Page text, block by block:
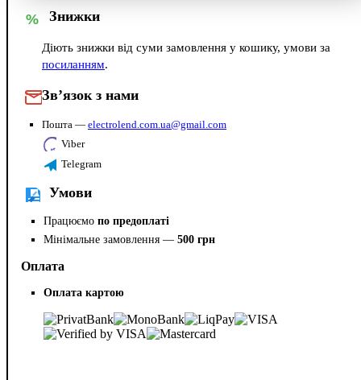
% Знижки
Діють знижки від суми замовлення у кошику, умови за
посиланням.
Зв’язок з нами
Пошта — electrolend.com.ua@gmail.com
Viber
Telegram
Умови
Працюємо по предоплаті
Мінімальне замовлення — 500 грн
Оплата
Оплата картою